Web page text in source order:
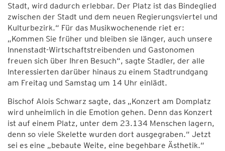
Stadt, wird dadurch erlebbar. Der Platz ist das Bindeglied
zwischen der Stadt und dem neuen Regierungsviertel und
Kulturbezirk.“ Für das Musikwochenende riet er:
„Kommen Sie früher und bleiben sie länger, auch unsere
Innenstadt-Wirtschaftstreibenden und Gastonomen
freuen sich über Ihren Besuch“, sagte Stadler, der alle
Interessierten darüber hinaus zu einem Stadtrundgang
am Freitag und Samstag um 14 Uhr einlädt.
Bischof Alois Schwarz sagte, das „Konzert am Domplatz
wird unheimlich in die Emotion gehen. Denn das Konzert
ist auf einem Platz, unter dem 23.134 Menschen lagern,
denn so viele Skelette wurden dort ausgegraben.“ Jetzt
sei es eine „bebaute Weite, eine begehbare Ästhetik.“